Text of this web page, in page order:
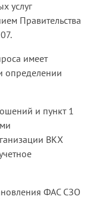
услуг
Правительства
имеет
определении
и пункт 1
ВКХ
ФАС СЗО